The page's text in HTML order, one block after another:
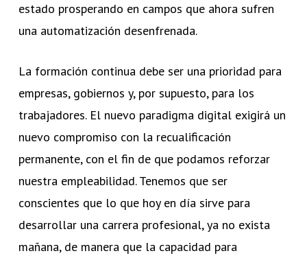
estado prosperando en campos que ahora sufren
una automatización desenfrenada.
La formación continua debe ser una prioridad para
empresas, gobiernos y, por supuesto, para los
trabajadores. El nuevo paradigma digital exigirá un
nuevo compromiso con la recualificación
permanente, con el fin de que podamos reforzar
nuestra empleabilidad. Tenemos que ser
conscientes que lo que hoy en día sirve para
desarrollar una carrera profesional, ya no exista
mañana, de manera que la capacidad para